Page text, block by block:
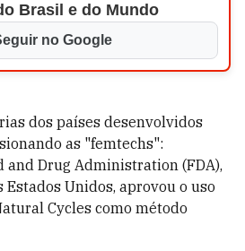
Brasil e do Mundo
no Google
dos países desenvolvidos
as "femtechs":
and Drug Administration (FDA),
Estados Unidos, aprovou o uso
Cycles como método